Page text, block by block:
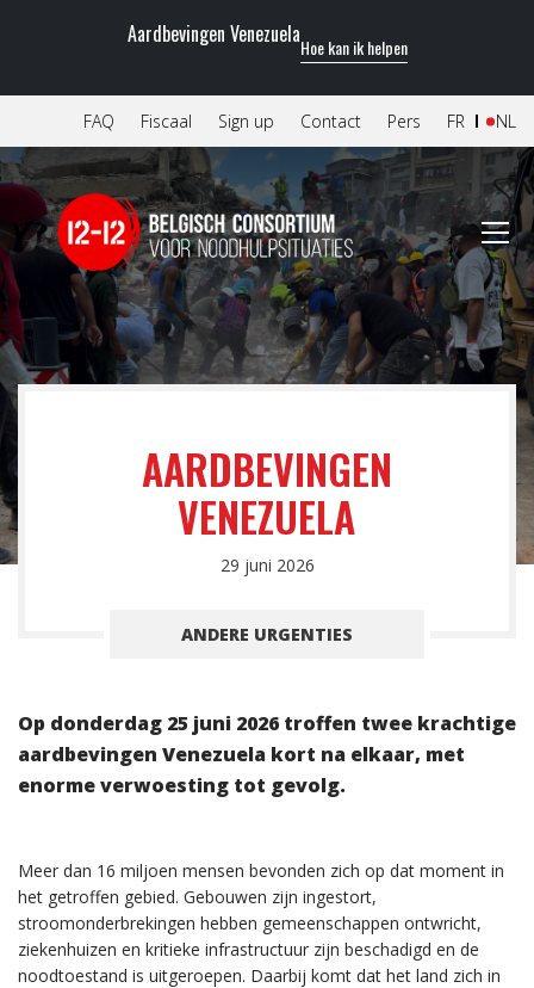
Aardbevingen VenezuelaHoe kan ik helpen
FAQ Fiscaal Sign up Contact Pers NL
FR
AARDBEVINGEN
VENEZUELA
29 juni 2026
ANDERE URGENTIES
Op donderdag 25 juni 2026 troffen twee krachtige
aardbevingen Venezuela kort na elkaar, met
enorme verwoesting tot gevolg.
Meer dan 16 miljoen mensen bevonden zich op dat moment in
het getroffen gebied. Gebouwen zijn ingestort,
stroomonderbrekingen hebben gemeenschappen ontwricht,
ziekenhuizen en kritieke infrastructuur zijn beschadigd en de
noodtoestand is uitgeroepen. Daarbij komt dat het land zich in